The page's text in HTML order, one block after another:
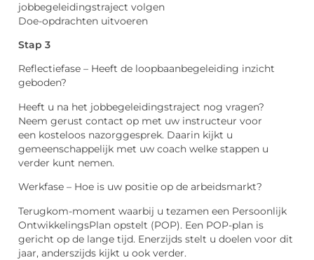
jobbegeleidingstraject volgen
Doe-opdrachten uitvoeren
Stap 3
Reflectiefase – Heeft de loopbaanbegeleiding inzicht
geboden?
Heeft u na het jobbegeleidingstraject nog vragen?
Neem gerust contact op met uw instructeur voor
een kosteloos nazorggesprek. Daarin kijkt u
gemeenschappelijk met uw coach welke stappen u
verder kunt nemen.
Werkfase – Hoe is uw positie op de arbeidsmarkt?
Terugkom-moment waarbij u tezamen een Persoonlijk
OntwikkelingsPlan opstelt (POP). Een POP-plan is
gericht op de lange tijd. Enerzijds stelt u doelen voor dit
jaar, anderszijds kijkt u ook verder.